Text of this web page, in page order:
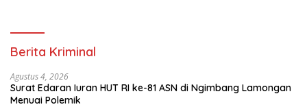
Berita Kriminal
Agustus 4, 2026
Surat Edaran Iuran HUT RI ke-81 ASN di Ngimbang Lamongan
Menuai Polemik